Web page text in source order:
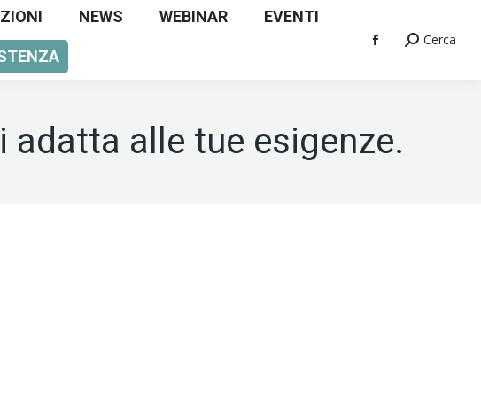
NEWS WEBINAR EVENTI
Facebook
new
CercaCerca
adatta alle tue esigenze.